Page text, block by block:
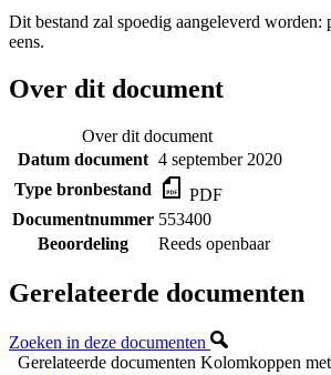
Dit bestand zal spoedig aangeleverd worden:
eens.
Over dit document
Over dit document
Datum document 4 september 2020
Type bronbestand
PDF
Documentnummer 553400
Beoordeling
Reeds openbaar
Gerelateerde documenten
Zoeken in deze documenten
Gerelateerde documenten Kolomkoppen